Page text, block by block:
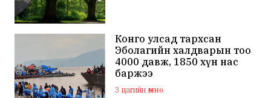
Конго улсад тархсан
Эболагийн халдварын тоо
4000 давж, 1850 хүн нас
баржээ
3 цагийн өмнө